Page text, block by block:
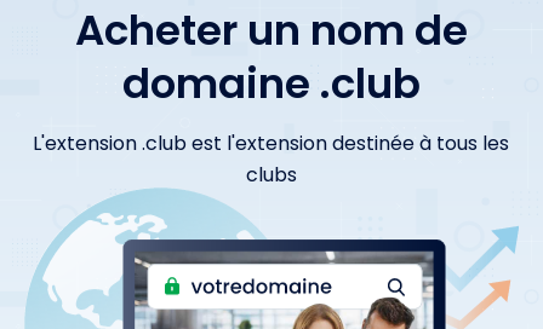
Acheter un nom de
domaine .club
L'extension .club est l'extension destinée à tous les
clubs